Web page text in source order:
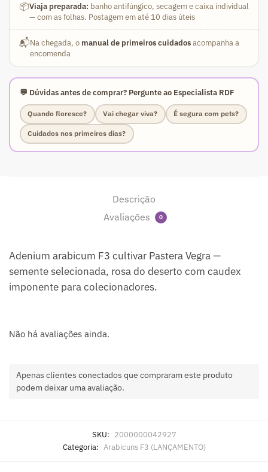
📦Viaja preparada: banho antifúngico, secagem e caixa individual
— com as folhas. Postagem em até 10 dias úteis
📬Na chegada, o manual de primeiros cuidadosacompanha a
encomenda
💬 Dúvidas antes de comprar? Pergunte ao Especialista RDF
Quando floresce? Vai chegar viva? É segura com pets?
Cuidados nos primeiros dias?
Descrição
Avaliações
0
Adenium arabicum F3 cultivar Pastera Vegra —
semente selecionada, rosa do deserto com caudex
imponente para colecionadores.
Não há avaliações ainda.
Apenas clientes conectados que compraram este produto
podem deixar uma avaliação.
SKU: 2000000042927
Categoria: Arabicuns F3 (LANÇAMENTO)